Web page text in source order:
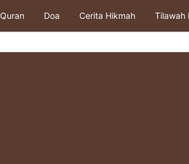
Quran Doa Cerita Hikmah Tilawah